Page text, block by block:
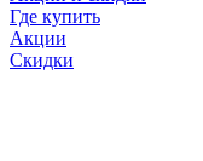
Где купить
Акции
Скидки